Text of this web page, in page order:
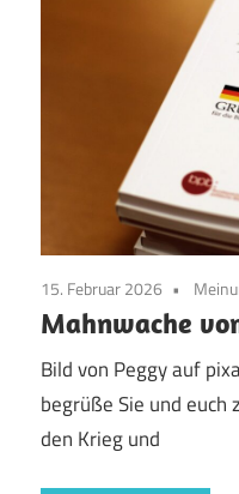
15. Februar 2026
Mahnwache
Bild von Peggy auf
begrüße Sie und euch
den Krieg und